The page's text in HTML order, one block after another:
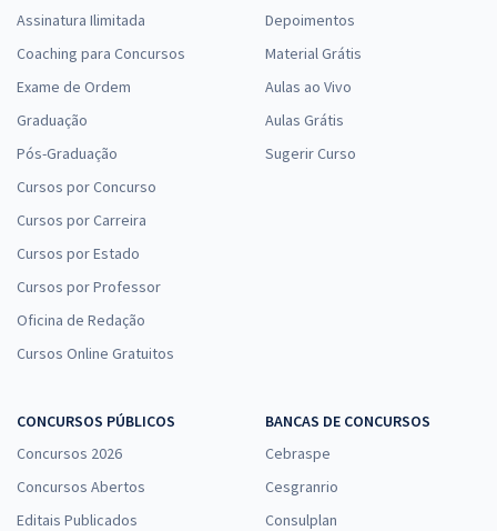
Assinatura Ilimitada
Coaching para Concursos
Exame de Ordem
Graduação
Pós-Graduação
Cursos por Concurso
Cursos por Carreira
Cursos por Estado
Cursos por Professor
Oficina de Redação
Cursos Online Gratuitos
Depoimentos
Material Grátis
Aulas ao Vivo
Aulas Grátis
Sugerir Curso
CONCURSOS PÚBLICOS
Concursos 2026
Concursos Abertos
Editais Publicados
BANCAS DE CONCURSOS
Cebraspe
Cesgranrio
Consulplan